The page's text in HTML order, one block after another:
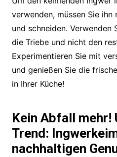
verwenden, müssen Sie
und schneiden. Verwenden
die Triebe und nicht den
Experimentieren Sie mit
und genießen Sie die
in Ihrer Küche!
Kein Abfall mehr!
Trend:
nachhaltigen